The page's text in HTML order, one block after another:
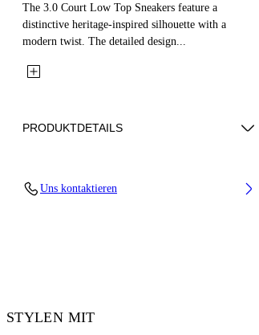
The 3.0 Court Low Top Sneakers feature a
distinctive heritage-inspired silhouette with a
modern twist. The detailed design...
PRODUKTDETAILS
Outsole: 100% Rubber, Lining: 60% Bovine
Uns kontaktieren
STYLEN MIT